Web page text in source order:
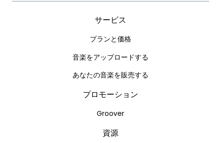
サービス
プランと価格
音楽をアップロードする
あなたの音楽を販売する
プロモーション
Groover
資源